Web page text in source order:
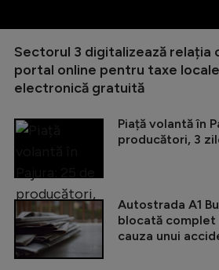
Sectorul 3 digitalizează relația
portal online pentru taxe
electronică gratuită
Piață volantă în
producători, 3
Autostrada A1
blocată complet
cauza unui